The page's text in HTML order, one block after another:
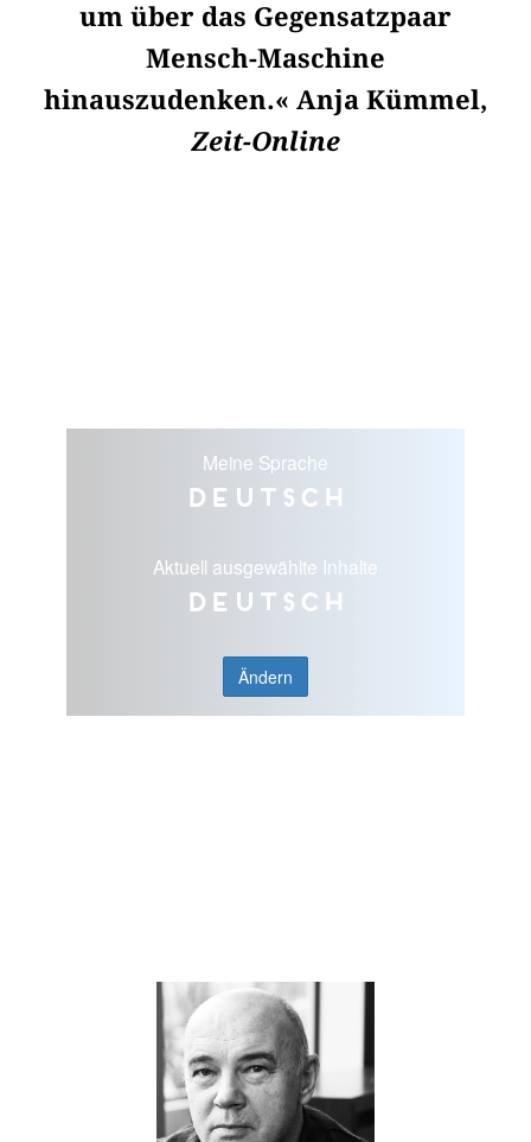
um über das Gegensatzpaar
Mensch-Maschine
hinauszudenken.« Anja Kümmel,
Zeit-Online
Meine Sprache
Deutsch
Aktuell ausgewählte Inhalte
Deutsch
Ändern